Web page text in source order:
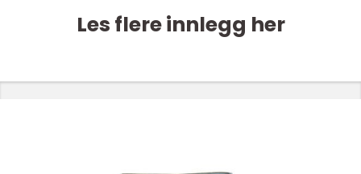
Les flere innlegg her